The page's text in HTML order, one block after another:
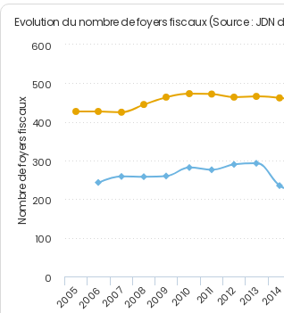
Nombre de foyers fiscaux
Evolution du nombre de foyers fiscaux (Source : JDN
200520062007200820092010 2011201220132014
0
100
200
300
400
500
600